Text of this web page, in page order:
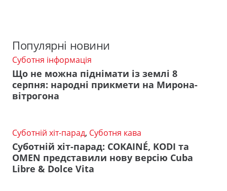
Популярні новини
Суботня інформація
Що не можна піднімати із землі 8
серпня: народні прикмети на Мирона-
вітрогона
Суботній хіт-парад, Суботня кава
Суботній хіт-парад: COKAINÉ, KODI та
OMEN представили нову версію Cuba
Libre & Dolce Vita